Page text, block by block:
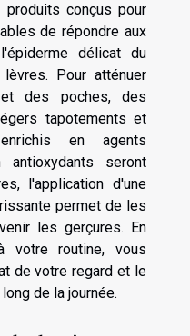
produits conçus pour
de répondre aux
délicat du
Pour atténuer
des poches, des
tapotements et
en agents
antioxydants seront
l'application d'une
permet de les
les gerçures. En
votre routine, vous
de votre regard et le
de la journée.